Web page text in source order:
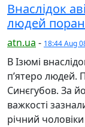
Внаслідок
людей
atn.ua - 18:44 Aug
В Ізюмі
п’ятеро людей.
Синєгубов. За
важкості
річний